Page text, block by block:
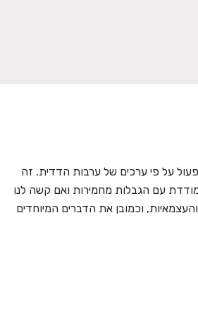
על פי ערכים של ערבות הדדית. זה
עם הגבלות מחמירות ואם קשה לנו
וכמובן את הדברים המיוחדים